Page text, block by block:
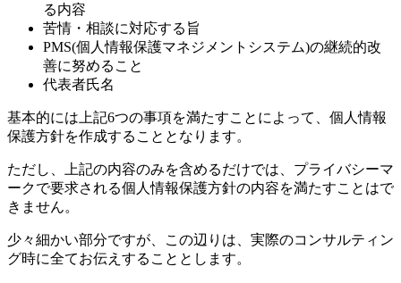
る内容
苦情・相談に対応する旨
PMS(個人情報保護マネジメントシステム)の継続的改
善に努めること
代表者氏名
基本的には上記6つの事項を満たすことによって、個人情報
保護方針を作成することとなります。
ただし、上記の内容のみを含めるだけでは、プライバシーマ
ークで要求される個人情報保護方針の内容を満たすことはで
きません。
少々細かい部分ですが、この辺りは、実際のコンサルティン
グ時に全てお伝えすることとします。